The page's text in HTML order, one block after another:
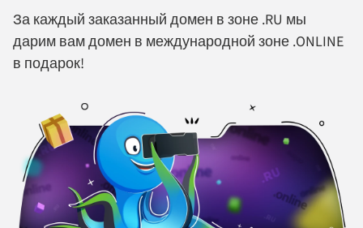
За каждый заказанный домен в зоне .RU мы
дарим вам домен в международной зоне .ONLINE
в подарок!